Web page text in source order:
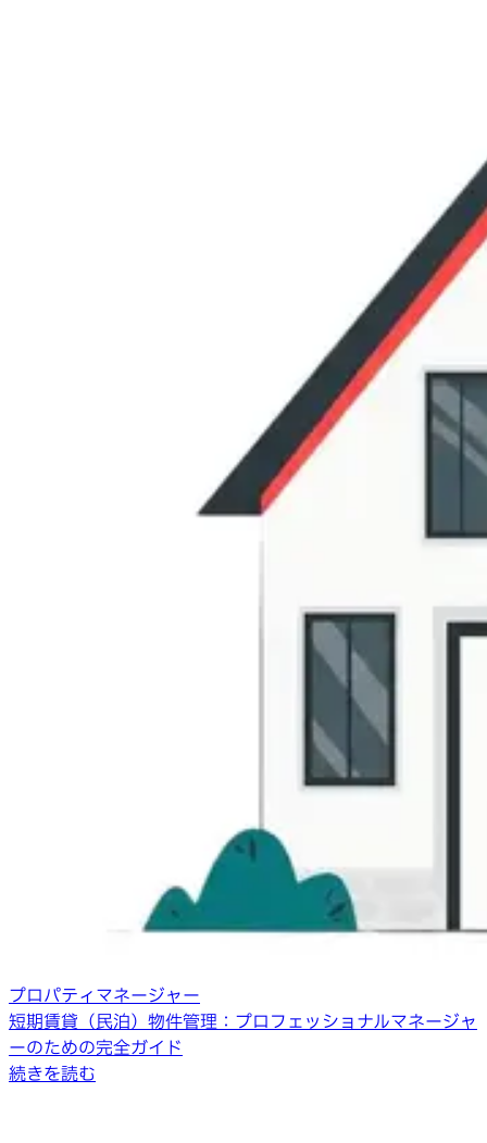
プロパティマネージャー
短期賃貸（民泊）物件管理：プロフェッショナルマネージャ
ーのための完全ガイド
続きを読む